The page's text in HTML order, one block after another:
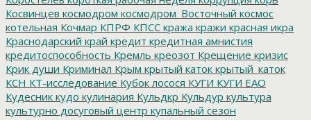
Косвинцев космодром космодром_Восточный космос
котельная Кочмар КПРФ КПСС кража кражи красная икра
Краснодарский край кредит кредитная амнистия
кредитоспособность Кремль креозот Крещение кризис
Крик души Криминал Крым крытый каток крытый_каток
КСН КТ-исследование Кубок лосося КУГИ КУГИ ЕАО
Кудесник кудо кулинария Кульдкр Кульдур культура
культурно досуговый центр купальный сезон